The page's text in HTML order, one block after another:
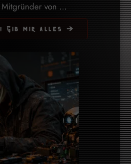
von ...
Gib mir alles ➔